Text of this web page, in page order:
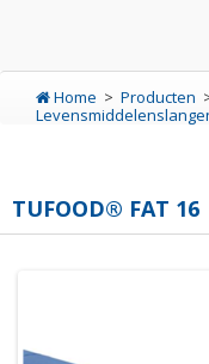
Home Producten
TUFOOD® FAT 16